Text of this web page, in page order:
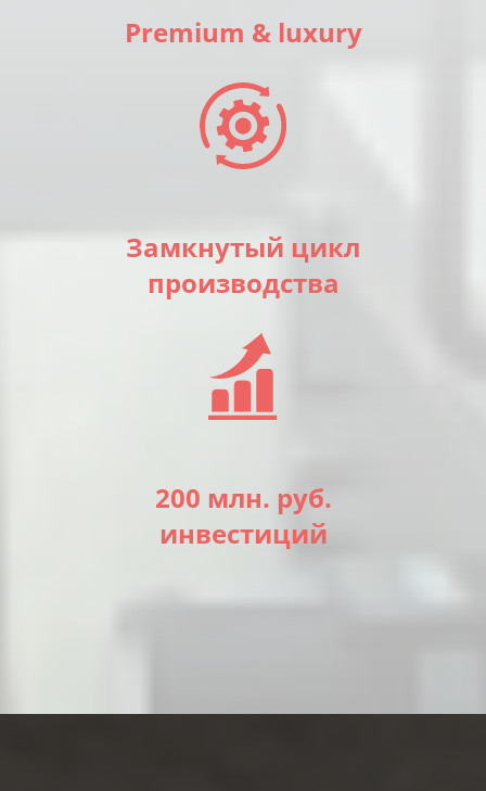
Premium & luxury
Замкнутый цикл
производства
200 млн. руб.
инвестиций